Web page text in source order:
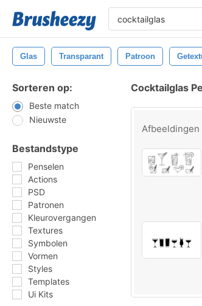
Glas Transparant Patroon
Sorteren op:
Beste match
Nieuwste
Bestandstype
Penselen
Actions
PSD
Patronen
Kleurovergangen
Textures
Symbolen
Vormen
Styles
Templates
Ui Kits
Cocktailglas